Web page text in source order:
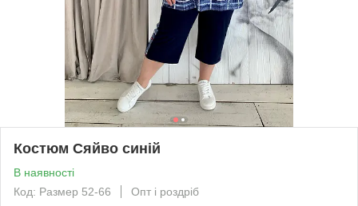
Костюм Сяйво синій
В наявності
Код: Размер 52-66
Опт і роздріб